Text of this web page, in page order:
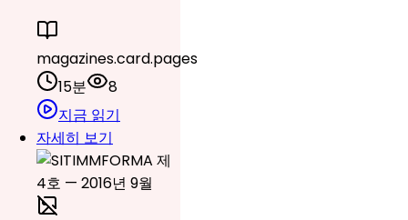
magazines.card.pages
15분
8
지금 읽기
자세히 보기